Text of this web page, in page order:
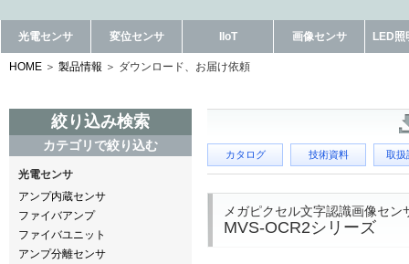
光電センサ 変位センサ IIoT 画像センサ LED照
HOME 製品情報 ダウンロード、お届け依頼
絞り込み検索
カテゴリで絞り込む
光電センサ
アンプ内蔵センサ
ファイバアンプ
ファイバユニット
アンプ分離センサ
カタログ 技術資料 取扱
メガピクセル文字認識画像セン
MVS-OCR2シリーズ